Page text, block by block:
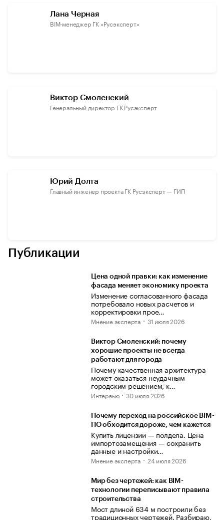
Лана Черная
BIM-менеджер ГК «Русэксперт»
Виктор Смоленский
Генеральный директор ГК Русэксперт
Юрий Долта
Главный инженер проекта ГК Русэксперт — ГИП
Публикации
Цена одной правки: как изменение
фасада меняет экономику проекта
Изменение согласованного фасада
потребовало новых расчетов и
корректировки прое…
Мнение эксперта 31 июля 2026
Виктор Смоленский: почему
хорошие проекты не всегда
работают для города
Почему качественная архитектура
может оказаться неудачным
городским решением, к…
Интервью 30 июля 2026
Почему переход на российское BIM-
ПО обходится дороже, чем кажется
Купить лицензии — полдела. Цена
импортозамещения — сохранить
данные и настройки…
Мнение эксперта 24 июля 2026
Мир без чертежей: как BIM-
технологии переписывают правила
строительства
Мост длиной 634 м построили без
традиционных чертежей. Разбираю,